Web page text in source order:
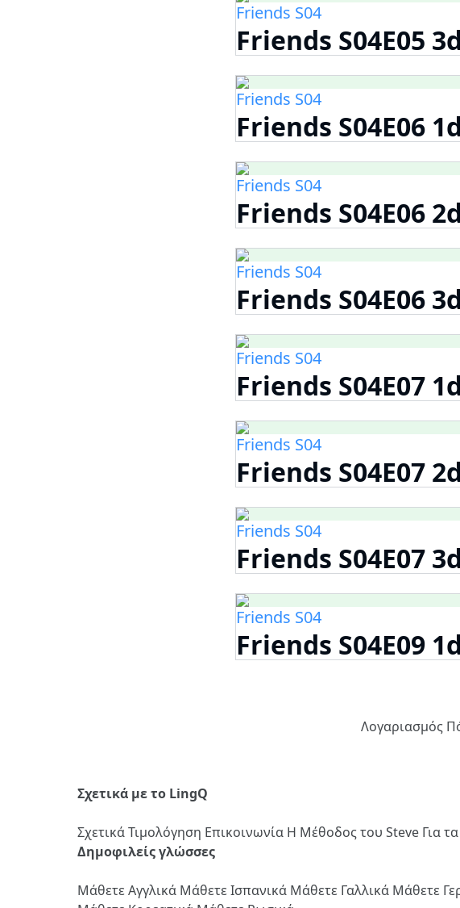
Friends S04
Friends S04E05 3d
Friends S04
Friends S04E06 1d
Friends S04
Friends S04E06 2d
Friends S04
Friends S04E06 3d
Friends S04
Friends S04E07 1d
Friends S04
Friends S04E07 2d
Friends S04
Friends S04E07 3d
Friends S04
Friends S04E09 1d
Λογαριασμός
Σχετικά με το LingQ
ΣχετικάΤιμολόγηση Επικοινωνία Η Μέθοδος του Steve Για
Δημοφιλείς γλώσσες
Μάθετε Αγγλικά Μάθετε Ισπανικά Μάθετε Γαλλικά Μάθετε